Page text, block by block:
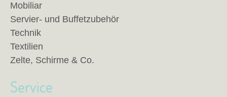
Mobiliar
Servier- und Buffetzubehör
Technik
Textilien
Zelte, Schirme & Co.
Service